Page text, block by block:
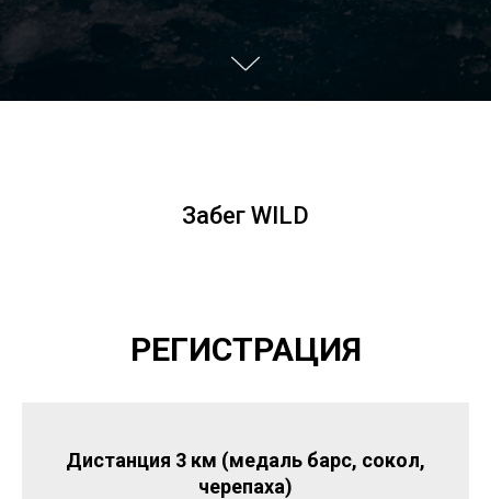
Забег WILD
РЕГИСТРАЦИЯ
Дистанция 3 км (медаль барс, сокол,
черепаха)